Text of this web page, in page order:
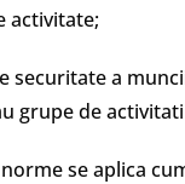
activitate;
securitate a
grupe de
se aplica